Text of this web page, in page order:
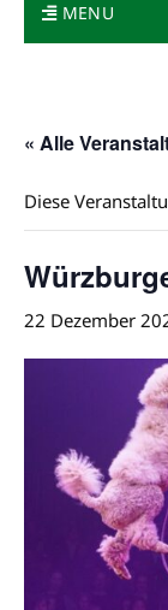
MENU
« Alle
Diese
22 Dezember